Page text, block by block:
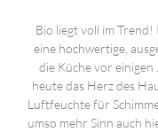
Bio liegt voll im
eine hochwertige,
die Küche vor
heute das Herz des
Luftfeuchte für
umso mehr Sinn auch